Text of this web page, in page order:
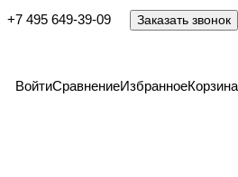
+7 495 649-39-09 Заказать звонок
ВойтиСравнениеИзбранноеКорзина